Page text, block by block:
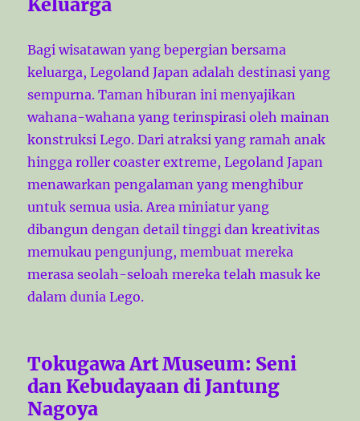
Bagi wisatawan yang bepergian bersama
keluarga, Legoland Japan adalah destinasi yang
sempurna. Taman hiburan ini menyajikan
wahana-wahana yang terinspirasi oleh mainan
konstruksi Lego. Dari atraksi yang ramah anak
hingga roller coaster extreme, Legoland Japan
menawarkan pengalaman yang menghibur
untuk semua usia. Area miniatur yang
dibangun dengan detail tinggi dan kreativitas
memukau pengunjung, membuat mereka
merasa seolah-seloah mereka telah masuk ke
dalam dunia Lego.
Tokugawa Art Museum: Seni
dan Kebudayaan di Jantung
Nagoya